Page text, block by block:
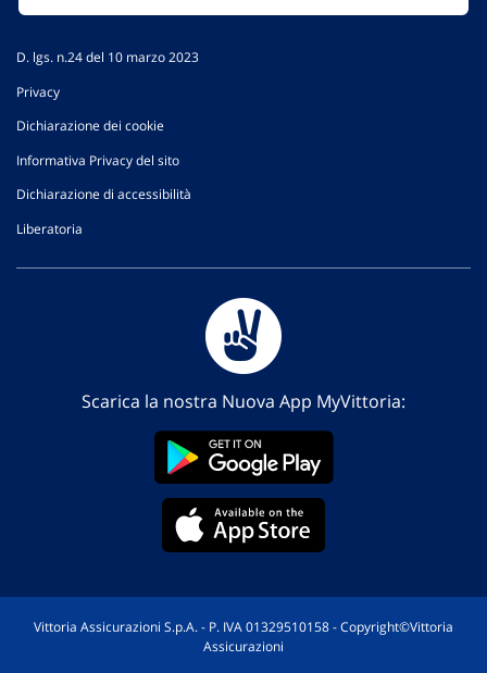
D. lgs. n.24 del 10 marzo 2023
Privacy
Dichiarazione dei cookie
Informativa Privacy del sito
Dichiarazione di accessibilità
Liberatoria
Scarica la nostra Nuova App MyVittoria:
Vittoria Assicurazioni S.p.A. - P. IVA 01329510158 - Copyright©Vittoria
Assicurazioni